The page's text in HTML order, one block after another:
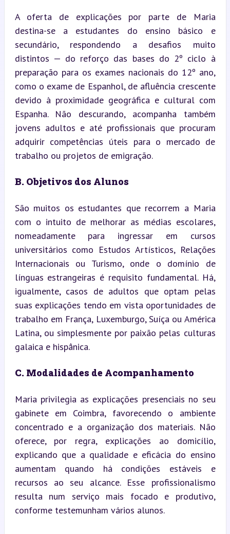
A oferta de explicações por parte de Maria
destina-se a estudantes do ensino básico e
secundário, respondendo a desafios muito
distintos — do reforço das bases do 2º ciclo à
preparação para os exames nacionais do 12º ano,
como o exame de Espanhol, de afluência crescente
devido à proximidade geográfica e cultural com
Espanha. Não descurando, acompanha também
jovens adultos e até profissionais que procuram
adquirir competências úteis para o mercado de
trabalho ou projetos de emigração.
B. Objetivos dos Alunos
São muitos os estudantes que recorrem a Maria
com o intuito de melhorar as médias escolares,
nomeadamente para ingressar em cursos
universitários como Estudos Artísticos, Relações
Internacionais ou Turismo, onde o domínio de
línguas estrangeiras é requisito fundamental. Há,
igualmente, casos de adultos que optam pelas
suas explicações tendo em vista oportunidades de
trabalho em França, Luxemburgo, Suíça ou América
Latina, ou simplesmente por paixão pelas culturas
galaica e hispânica.
C. Modalidades de Acompanhamento
Maria privilegia as explicações presenciais no seu
gabinete em Coimbra, favorecendo o ambiente
concentrado e a organização dos materiais. Não
oferece, por regra, explicações ao domicílio,
explicando que a qualidade e eficácia do ensino
aumentam quando há condições estáveis e
recursos ao seu alcance. Esse profissionalismo
resulta num serviço mais focado e produtivo,
conforme testemunham vários alunos.